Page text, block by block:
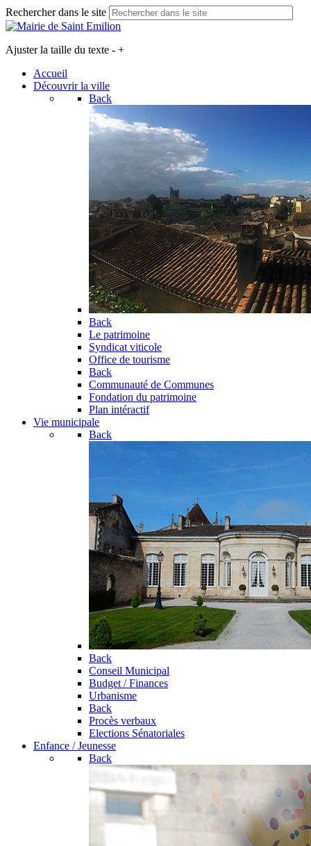
Rechercher dans le site
Ajuster la taille du texte - +
Accueil
Découvrir la ville
Back
Back
Le patrimoine
Syndicat viticole
Office de tourisme
Back
Communauté de Communes
Fondation du patrimoine
Plan intéractif
Vie municipale
Back
Back
Conseil Municipal
Budget / Finances
Urbanisme
Back
Procès verbaux
Elections Sénatoriales
Enfance / Jeunesse
Back